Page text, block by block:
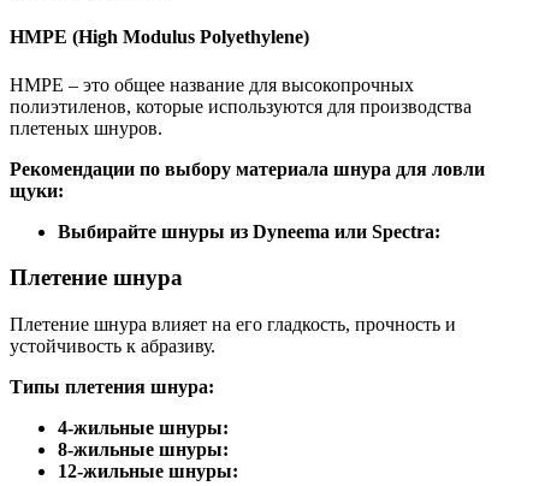
HMPE (High Modulus Polyethylene)
HMPE – это общее название для высокопрочных
полиэтиленов, которые используются для производства
плетеных шнуров.
Рекомендации по выбору материала шнура для ловли
щуки:
Выбирайте шнуры из Dyneema или Spectra:
Плетение шнура
Плетение шнура влияет на его гладкость, прочность и
устойчивость к абразиву.
Типы плетения шнура:
4-жильные шнуры:
8-жильные шнуры:
12-жильные шнуры: